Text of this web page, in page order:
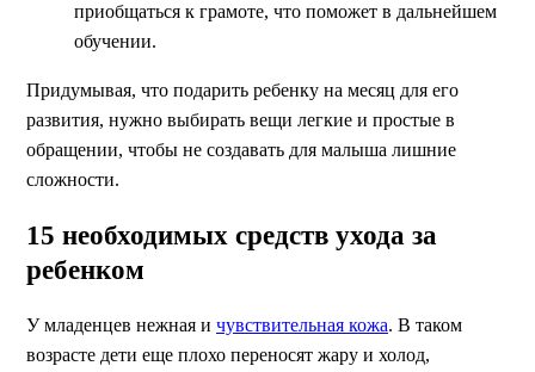
приобщаться к грамоте, что поможет в дальнейшем
обучении.
Придумывая, что подарить ребенку на месяц для его
развития, нужно выбирать вещи легкие и простые в
обращении, чтобы не создавать для малыша лишние
сложности.
15 необходимых средств ухода за
ребенком
У младенцев нежная и чувствительная кожа. В таком
возрасте дети еще плохо переносят жару и холод,